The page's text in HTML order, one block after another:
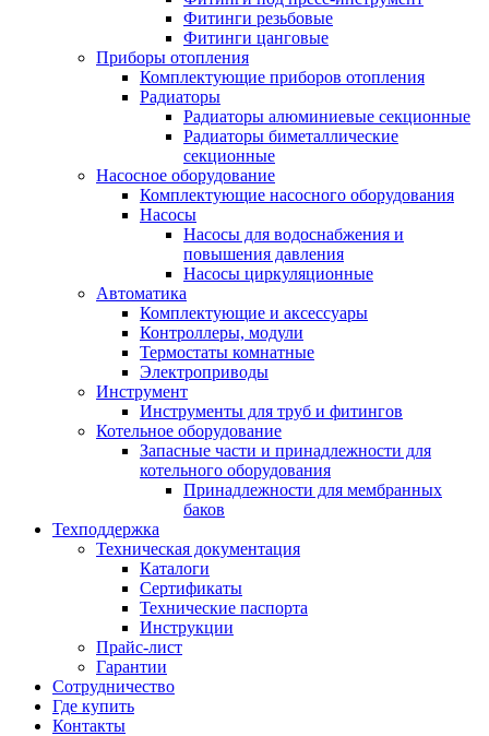
Фитинги резьбовые
Фитинги цанговые
Приборы отопления
Комплектующие приборов отопления
Радиаторы
Радиаторы алюминиевые секционные
Радиаторы биметаллические
секционные
Насосное оборудование
Комплектующие насосного оборудования
Насосы
Насосы для водоснабжения и
повышения давления
Насосы циркуляционные
Автоматика
Комплектующие и аксессуары
Контроллеры, модули
Термостаты комнатные
Электроприводы
Инструмент
Инструменты для труб и фитингов
Котельное оборудование
Запасные части и принадлежности для
котельного оборудования
Принадлежности для мембранных
баков
Техподдержка
Техническая документация
Каталоги
Сертификаты
Технические паспорта
Инструкции
Прайс-лист
Гарантии
Сотрудничество
Где купить
Контакты